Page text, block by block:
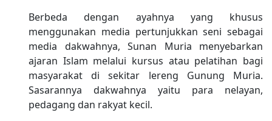
Berbeda dengan ayahnya yang khusus
menggunakan media pertunjukkan seni sebagai
media dakwahnya, Sunan Muria menyebarkan
ajaran Islam melalui kursus atau pelatihan bagi
masyarakat di sekitar lereng Gunung Muria.
Sasarannya dakwahnya yaitu para nelayan,
pedagang dan rakyat kecil.